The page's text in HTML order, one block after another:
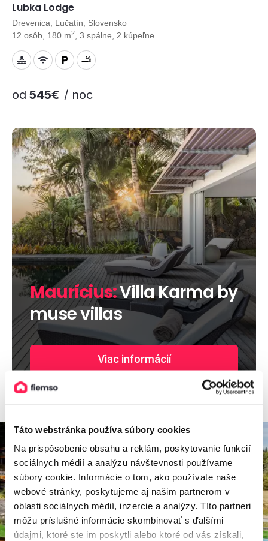
Táto webstránka používa súbory cookies
Na prispôsobenie obsahu a reklám, poskytovanie funkcií
sociálnych médií a analýzu návštevnosti používame
súbory cookie. Informácie o tom, ako používate naše
webové stránky, poskytujeme aj našim partnerom v
oblasti sociálnych médií, inzercie a analýzy. Títo partneri
môžu príslušné informácie skombinovať s ďalšími
údajmi, ktoré ste im poskytli alebo ktoré od vás získali,
Lubka Lodge
Drevenica, Lučatín, Slovensko
12 osôb, 180 m2 , 3 spálne, 2 kúpeľne
od 545€ / noc
Maurícius:Villa Karma by
muse villas
Viac informácií